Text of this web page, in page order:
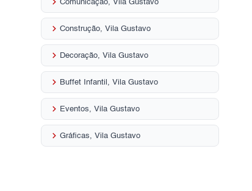
Comunicação, Vila Gustavo
keyboard_arrow_right Construção, Vila Gustavo
keyboard_arrow_right Decoração, Vila Gustavo
keyboard_arrow_right Buffet Infantil, Vila Gustavo
keyboard_arrow_right Eventos, Vila Gustavo
keyboard_arrow_right Gráficas, Vila Gustavo